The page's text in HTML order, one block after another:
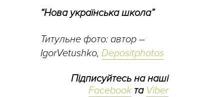
“Нова українська школа”
Титульне фото: автор –
IgorVetushko, Depositphotos
Підписуйтесь на наші
Facebookта Viber